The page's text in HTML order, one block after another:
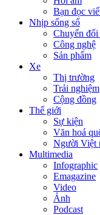
Bạn đọc
Nhịp sống số
Chuyển đổi
Công nghệ
Sản phẩm
Xe
Thị trường
Trải nghiệm
Cộng đồng
Thế giới
Sự kiện
Văn hoá
Người Việt
Multimedia
Infographic
Emagazine
Video
Ảnh
Podcast